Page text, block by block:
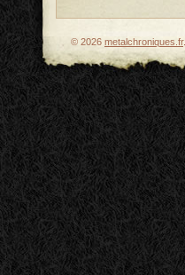
© 2026 metalchroniques.fr.